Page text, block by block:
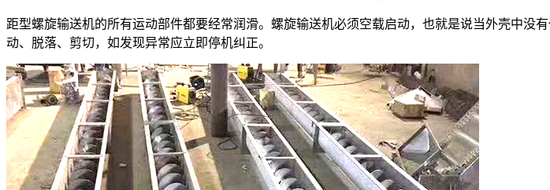
距型螺旋输送机的所有运动部件都要经常润滑。螺旋输送机必须空载启动，也就是说当外壳中
动、脱落、剪切，如发现异常应立即停机纠正。